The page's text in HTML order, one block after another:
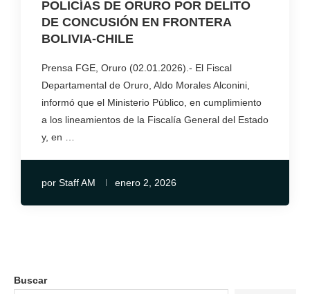
POLICÍAS DE ORURO POR DELITO
DE CONCUSIÓN EN FRONTERA
BOLIVIA-CHILE
Prensa FGE, Oruro (02.01.2026).- El Fiscal
Departamental de Oruro, Aldo Morales Alconini,
informó que el Ministerio Público, en cumplimiento
a los lineamientos de la Fiscalía General del Estado
y, en …
por Staff AM enero 2, 2026
Buscar